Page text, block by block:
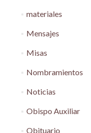
materiales
Mensajes
Misas
Nombramientos
Noticias
Obispo Auxiliar
Obituario